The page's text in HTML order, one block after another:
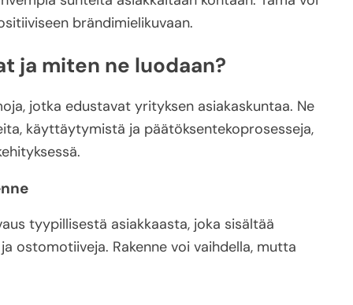
brändimielikuvaan.
ja miten ne luodaan?
jotka edustavat yrityksen asiakaskuntaa. Ne
käyttäytymistä ja päätöksentekoprosesseja,
tyypillisestä asiakkaasta, joka sisältää
ostomotiiveja. Rakenne voi vaihdella, mutta